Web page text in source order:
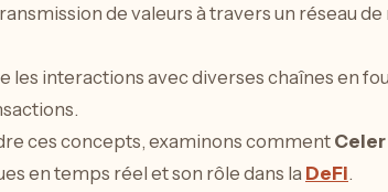
de valeurs à travers un réseau
les interactions avec diverses chaînes en
ces concepts, examinons comment
en temps réel et son rôle dans la DeFi.